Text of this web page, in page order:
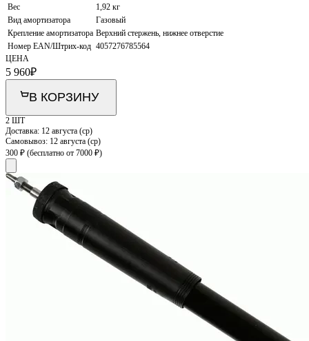
Вес
1,92 кг
Вид амортизатора
Газовый
Крепление амортизатора Верхний стержень, нижнее отверстие
Номер EAN/Штрих-код 4057276785564
ЦЕНА
5 960₽
В КОРЗИНУ
2 ШТ
Доставка: 12 августа (ср)
Самовывоз: 12 августа (ср)
300 ₽ (бесплатно от 7000 ₽)